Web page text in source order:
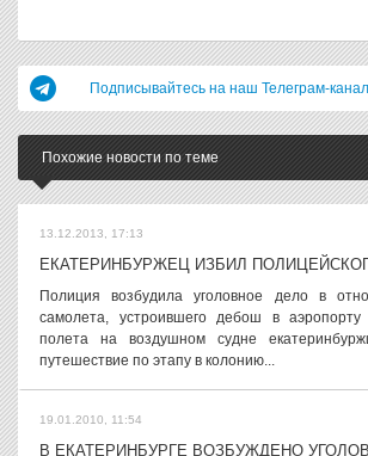
Подписывайтесь на наш Телеграм-канал
Похожие новости по теме
13.12.2013, 17:13
ЕКАТЕРИНБУРЖЕЦ ИЗБИЛ
Полиция возбудила уголовное дело в
самолета, устроившего дебош в аэропорту
полета на воздушном судне
путешествие по этапу в колонию...
19.01.2010, 11:54
В ЕКАТЕРИНБУРГЕ ВОЗБУЖДЕНО